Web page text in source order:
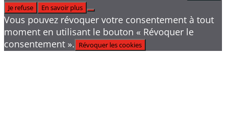
Je refuse
En savoir plus
Vous pouvez révoquer votre consentement à tout
moment en utilisant le bouton « Révoquer le
consentement ». Révoquer les cookies